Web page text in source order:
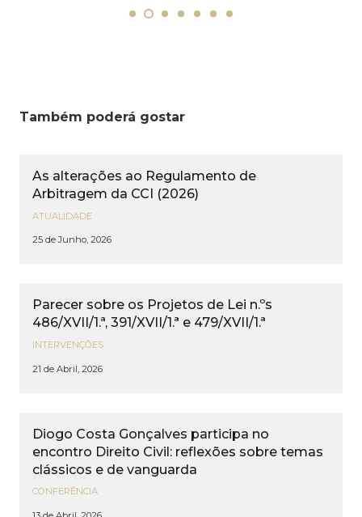
Também poderá gostar
As alterações ao Regulamento de
Arbitragem da CCI (2026)
ATUALIDADE
25 de Junho, 2026
Parecer sobre os Projetos de Lei n.ºs
486/XVII/1.ª, 391/XVII/1.ª e 479/XVII/1.ª
INTERVENÇÕES
21 de Abril, 2026
Diogo Costa Gonçalves participa no
encontro Direito Civil: reflexões sobre temas
clássicos e de vanguarda
CONFERÊNCIA